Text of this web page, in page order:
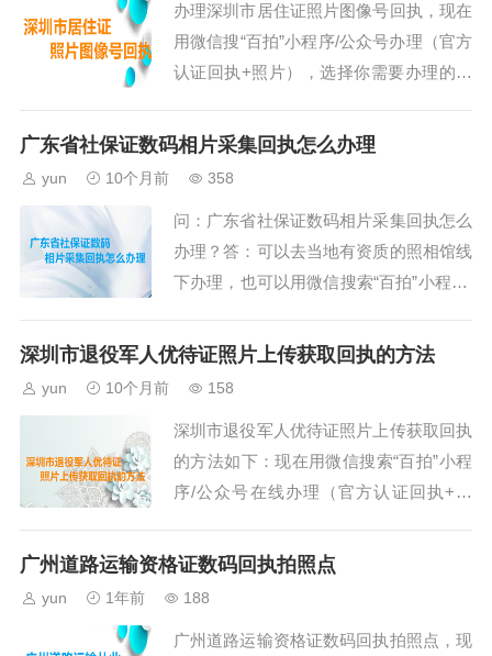
与城市（一定不要选择错误了），首页可
以选择与搜索。第三、点击“开始拍摄”按
钮，在线拍摄一张照片进行办理，需要用
后摄像头拍摄，也可以选择手机里面...
办理深圳市居住证照片图像号回执，现在
用微信搜“百拍”小程序/公众号办理（官方
认证回执+照片），选择你需要办理的类
一、打开微信搜索“百拍”小程序/公众号，
与城市（一定不要选择错误了），首页可
以选择与搜索。第三、点击“开始拍摄”按
钮，在线拍摄一张照片进行办理，需要用
后摄像头拍摄，也可以选择手机里面...
广东省社保证数码相片采集回执怎么办理
yun 10个月前 358
问：广东省社保证数码相片采集回执怎么
办理？答：可以去当地有资质的照相馆线
下办理，也可以用微信搜索“百拍”小程序/
片），会按照官方要求出回执，办理成功
小程序/公众号，然后按照操作步骤就可
以办理回执了。第二、在小程序首页中选
择需要办理的证件回执类型与城市（一定
不要选择错误了），首页可以选择与搜
索。...
深圳市退役军人优待证照片上传获取回执的方法
yun 10个月前 158
深圳市退役军人优待证照片上传获取回执
的方法如下：现在用微信搜索“百拍”小程
序/公众号在线办理（官方认证回执+照
就会服务通知，失败可以重新上传审核，
以办理回执了。第二、在小程序首页中选
广州道路运输资格证数码回执拍照点
yun 1年前 188
广州道路运输资格证数码回执拍照点，现